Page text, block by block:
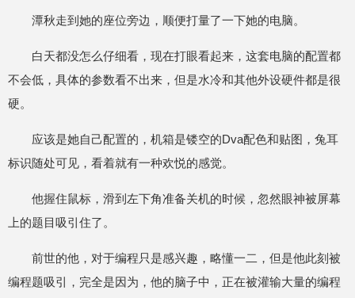
潭秋走到她的座位旁边，顺便打量了一下她的电脑。
白天都没怎么仔细看，现在打眼看起来，这套电脑的配置都
不会低，具体的参数看不出来，但是水冷和其他外设硬件都是很
硬。
应该是她自己配置的，机箱是镂空的Dva配色和贴图，兔耳
标识随处可见，看着就有一种欢悦的感觉。
他握住鼠标，滑到左下角准备关机的时候，忽然眼神被屏幕
上的题目吸引住了。
前世的他，对于编程只是感兴趣，略懂一二，但是他此刻被
编程题吸引，完全是因为，他的脑子中，正在被灌输大量的编程